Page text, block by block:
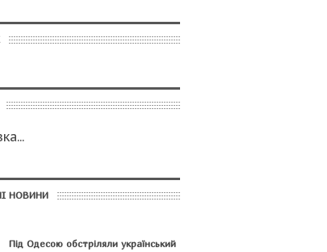
НОВИНИ
Під Одесою обстріляли український